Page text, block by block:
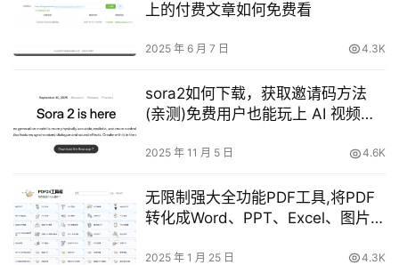
上的付费文章如何免费看
2025 年 6 月 7 日 4.3K
sora2如何下载，获取邀请码方法
(亲测)免费用户也能玩上 AI 视频生
2025 年 11 月 5 日 4.6K
无限制强大全功能PDF工具,将PDF
转化成Word、PPT、Excel、图片、
2025 年 1 月 25 日 4.3K